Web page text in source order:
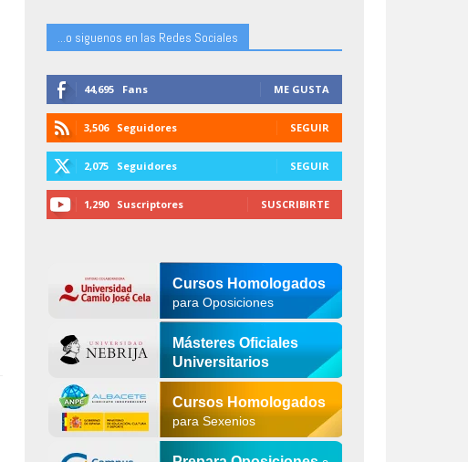
...o siguenos en las Redes Sociales
44,695 Fans ME GUSTA
3,506 Seguidores SEGUIR
2,075 Seguidores SEGUIR
1,290 Suscriptores SUSCRIBIRTE
Cursos Homologados
para Oposiciones
Másteres Oficiales
Universitarios
Cursos Homologados
para Sexenios